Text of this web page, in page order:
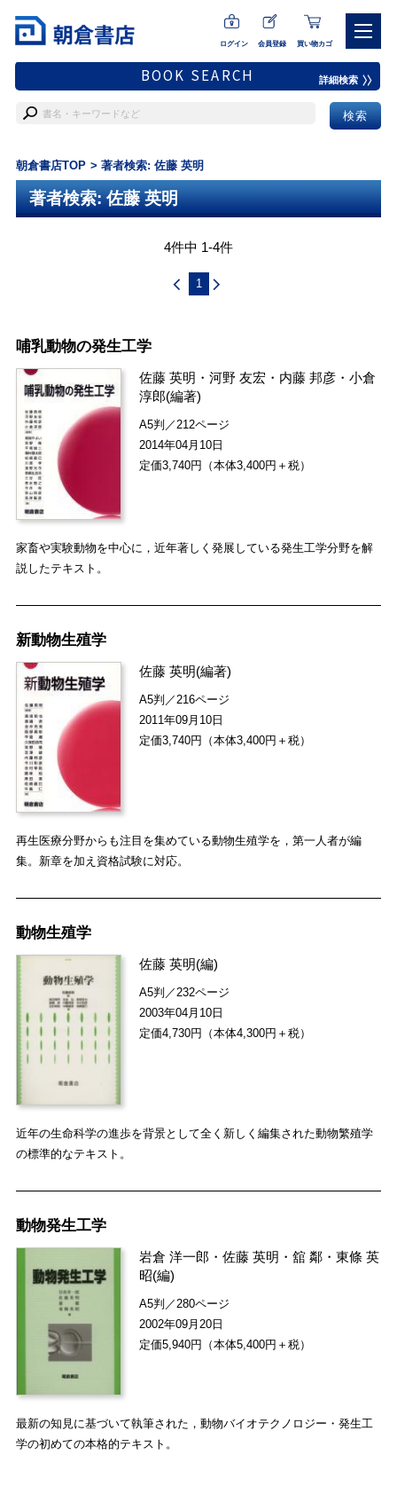
ログイン 会員登録 買い物カゴ
BOOK SEARCH 詳細検索
朝倉書店TOP 著者検索: 佐藤 英明
著者検索: 佐藤 英明
4件中 1-4件
1
哺乳動物の発生工学
佐藤 英明 ・河野 友宏 ・ 内藤 邦彦 ・小倉
淳郎(編著)
A5判／212ページ
2014年04月10日
定価3,740円（本体3,400円＋税）
家畜や実験動物を中心に，近年著しく発展している発生工学分野を解
説したテキスト。
新動物生殖学
佐藤 英明(編著)
A5判／216ページ
2011年09月10日
定価3,740円（本体3,400円＋税）
再生医療分野からも注目を集めている動物生殖学を，第一人者が編
集。新章を加え資格試験に対応。
動物生殖学
佐藤 英明(編)
A5判／232ページ
2003年04月10日
定価4,730円（本体4,300円＋税）
近年の生命科学の進歩を背景として全く新しく編集された動物繁殖学
の標準的なテキスト。
動物発生工学
岩倉 洋一郎 ・佐藤 英明 ・舘 鄰 ・東條 英
昭(編)
A5判／280ページ
2002年09月20日
定価5,940円（本体5,400円＋税）
最新の知見に基づいて執筆された，動物バイオテクノロジー・発生工
学の初めての本格的テキスト。